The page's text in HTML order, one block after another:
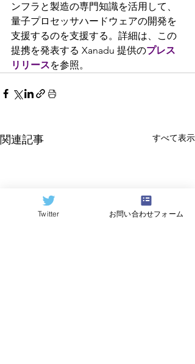
ンフラと製造の専門知識を活用して、
量子プロセッサハードウェアの開発を
支援するのを支援する。詳細は、この
提携を発表する Xanadu 提供のプレス
リリースを参照。
関連記事 すべて表示
Twitter お問い合わせフォーム